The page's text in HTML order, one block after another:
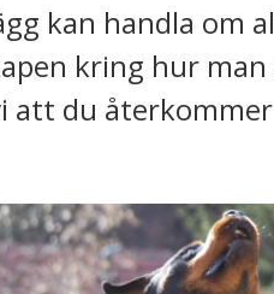
kan handla om
kring hur
att du